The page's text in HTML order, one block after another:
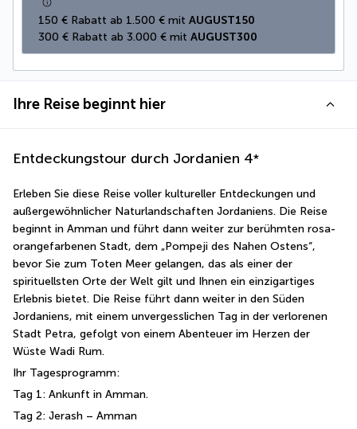
150 € Rabatt ab 1.500 € mit AUGUST150
300 € Rabatt ab 3.000 € mit AUGUST300
Ihre Reise beginnt hier
Entdeckungstour durch Jordanien 4*
Erleben Sie diese Reise voller kultureller Entdeckungen und
außergewöhnlicher Naturlandschaften Jordaniens. Die Reise
beginnt in Amman und führt dann weiter zur berühmten rosa-
orangefarbenen Stadt, dem „Pompeji des Nahen Ostens“,
bevor Sie zum Toten Meer gelangen, das als einer der
spirituellsten Orte der Welt gilt und Ihnen ein einzigartiges
Erlebnis bietet. Die Reise führt dann weiter in den Süden
Jordaniens, mit einem unvergesslichen Tag in der verlorenen
Stadt Petra, gefolgt von einem Abenteuer im Herzen der
Wüste Wadi Rum.
Ihr Tagesprogramm:
Tag 1: Ankunft in Amman.
Tag 2: Jerash – Amman